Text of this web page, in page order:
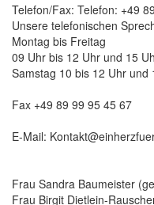
Telefon/Fax: Telefon: +49
Unsere telefonischen
Montag bis Freitag
09 Uhr bis 12 Uhr und 15
Samstag 10 bis 12 Uhr und
Fax +49 89 99 95 45 67
E-Mail:
Frau Sandra Baumeister
Frau Birgit Dietlein-